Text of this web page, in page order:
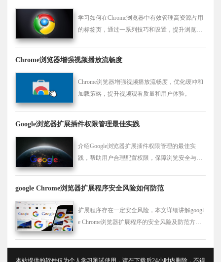
学习如何在Chrome浏览器中有效管理高资源占用
的标签页，通过一系列技巧和设置，提升浏览器
Chrome浏览器增强视频播放流畅度
Chrome浏览器增强视频播放流畅度，优化缓冲和
加载策略，提升视频观看质量和用户体验。
Google浏览器扩展插件权限管理最佳实践
介绍Google浏览器扩展插件权限管理的最佳实
践，帮助用户合理配置权限，保障浏览安全与隐
google Chrome浏览器扩展程序安全风险如何防范
扩展程序存在一定安全风险，本文详细讲解googl
e Chrome浏览器扩展程序的安全风险及防范方
本站提供的软件仅为个人学习测试使用，请在下载后24小时内删除，不得